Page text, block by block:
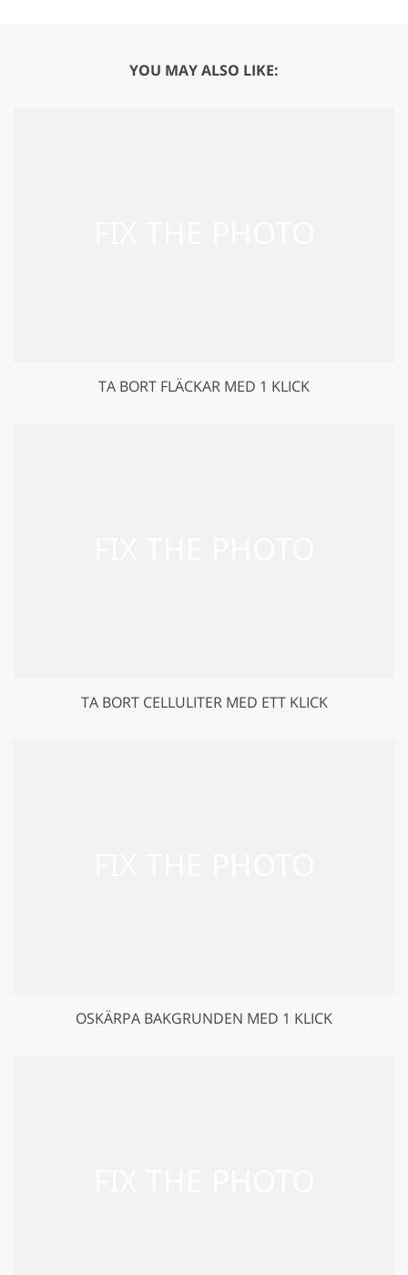
YOU MAY ALSO LIKE:
TA BORT FLÄCKAR MED 1 KLICK
TA BORT CELLULITER MED ETT KLICK
OSKÄRPA BAKGRUNDEN MED 1 KLICK